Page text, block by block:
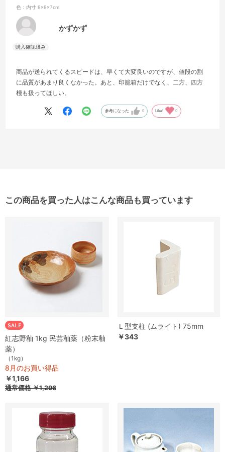
色：内寸 8×8×7cm
かずかず
商品が送られてくるスピードは、早くて大変良いのですが、値段の割
に品質があまり良くなかった。あと、印籠箱だけでなく、二方、四方
棧も扱ってほしい。
参考になった 0 Like! 0
この商品を買った人はこんな商品も買っています
紅志野釉 1kg 民芸釉薬（粉末釉
薬）
（1kg）
8月のお買い得品
￥1,166
通常価格￥1,296
Ｌ型支柱 (ムライト) 75mm
￥343